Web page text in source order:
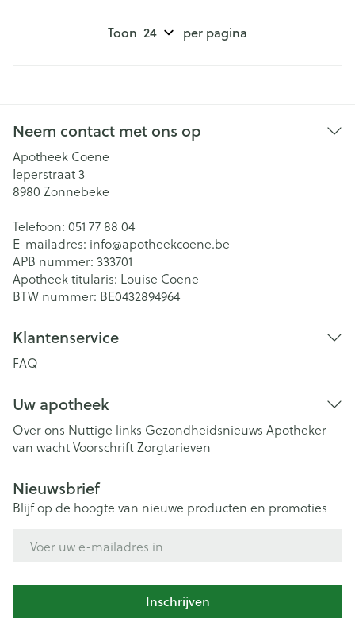
Toon per pagina
Neem contact met ons op
Apotheek Coene
Ieperstraat 3
8980 Zonnebeke
Telefoon: 051 77 88 04
E-mailadres: info@apotheekcoene.be
APB nummer: 333701
Apotheek titularis: Louise Coene
BTW nummer: BE0432894964
Klantenservice
FAQ
Uw apotheek
Over ons Nuttige links Gezondheidsnieuws Apotheker
van wachtVoorschriftZorgtarieven
Nieuwsbrief
Blijf op de hoogte van nieuwe producten en promoties
Inschrijven